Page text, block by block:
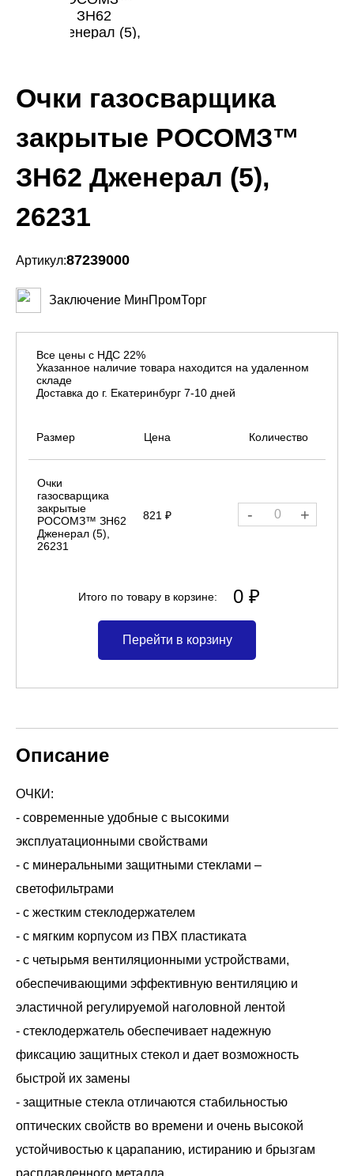
Очки газосварщика
закрытые РОСОМЗ™
ЗН62 Дженерал (5),
26231
Артикул:87239000
Заключение МинПромТорг
Все цены с НДС 22%
Указанное наличие товара находится на удаленном
складе
Доставка до г. Екатеринбург 7-10 дней
Размер Цена Количество
Очки
газосварщика
закрытые
РОСОМЗ™ ЗН62
Дженерал (5),
26231
821 ₽ - +
Итого по товару в корзине: 0 ₽
Перейти в корзину
Описание
ОЧКИ:
- современные удобные с высокими
эксплуатационными свойствами
- с минеральными защитными стеклами –
светофильтрами
- с жестким стеклодержателем
- с мягким корпусом из ПВХ пластиката
- с четырьмя вентиляционными устройствами,
обеспечивающими эффективную вентиляцию и
эластичной регулируемой наголовной лентой
- стеклодержатель обеспечивает надежную
фиксацию защитных стекол и дает возможность
быстрой их замены
- защитные стекла отличаются стабильностью
оптических свойств во времени и очень высокой
устойчивостью к царапанию, истиранию и брызгам
расплавленного металла